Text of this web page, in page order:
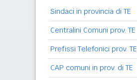
Sindaci in provincia di TE
Centralini Comuni prov. TE
Prefissi Telefonici prov. TE
CAP comuni in prov. di TE